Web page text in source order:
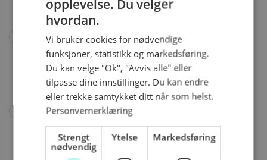
av mandler og nøtter
Spinnær'n , 30 kr
Kanelsnurr med perlesukker, hasselnøtter og
vaniljekrem Allergener: Gluten , Laktose, Egg og
Hasselnøtter Kan inneholde spor av mandler og
nøtter
Esser, 25 kr
Den klassiske sukker S' en Allergener: Gluten,
Laktose Kan inneholde spor av mandler og
nøtter
opplevelse. Du velger
hvordan.
Vi bruker cookies for nødvendige
funksjoner, statistikk og markedsføring.
Du kan velge "Ok", "Avvis alle" eller
tilpasse dine innstillinger. Du kan endre
eller trekke samtykket ditt når som helst.
Personvernerklæring
Strengt
nødvendig
Ytelse Markedsføring